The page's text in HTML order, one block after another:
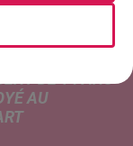
concerne nos
lundi 3 août. Entre
élevées
DE 14 ANS
AU